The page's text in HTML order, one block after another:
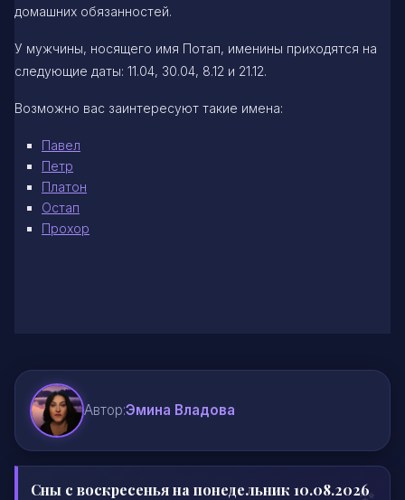
домашних обязанностей.
У мужчины, носящего имя Потап, именины приходятся на
следующие даты: 11.04, 30.04, 8.12 и 21.12.
Возможно вас заинтересуют такие имена:
Павел
Петр
Платон
Остап
Прохор
Автор:Эмина Владова
Сны с воскресенья на понедельник 10.08.2026